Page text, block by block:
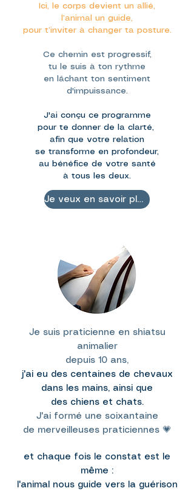
Ici, le corps devient un allié,
l’animal un guide,
pour t’inviter à changer ta posture.
Ce chemin est progressif,
tu le suis à ton rythme
en lâchant ton sentiment
d'impuissance.
J'ai conçu ce programme
pour te donner de la clarté,
afin que votre relation
se transforme en profondeur,
au bénéfice de votre santé
à tous les deux.
Je veux en savoir plus !
Je suis praticienne en shiatsu
animalier
depuis 10 ans,
j'ai eu des centaines de chevaux
dans les mains, ainsi que
des chiens et chats.
J'ai formé une soixantaine
de merveilleuses praticiennes 💗
et chaque fois le constat est le
même :
l'animal nous guide vers la guérison